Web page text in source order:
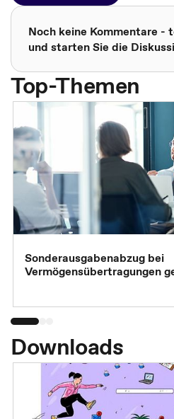
Noch keine Kommentare -
und starten Sie die
Top-Themen
Sonderausgabenabzug bei
Vermögensübertragungen
Downloads